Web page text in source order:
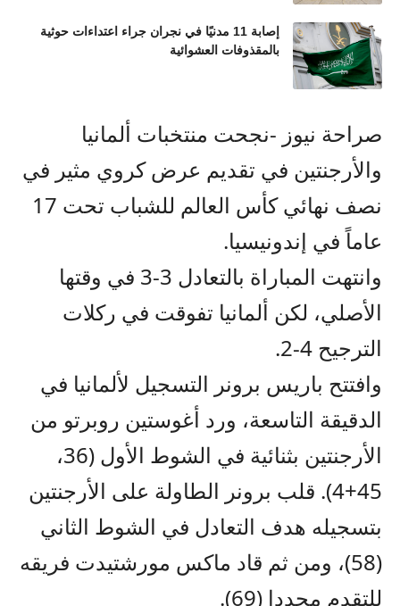
إصابة 11 مدنيًا في نجران جراء اعتداءات حوثية
بالمقذوفات العشوائية
صراحة نيوز -نجحت منتخبات ألمانيا
والأرجنتين في تقديم عرض كروي مثير في
نصف نهائي كأس العالم للشباب تحت 17
عاماً في إندونيسيا.
وانتهت المباراة بالتعادل 3-3 في وقتها
الأصلي، لكن ألمانيا تفوقت في ركلات
الترجيح 4-2.
وافتتح باريس برونر التسجيل لألمانيا في
الدقيقة التاسعة، ورد أغوستين روبرتو من
الأرجنتين بثنائية في الشوط الأول (36،
45+4). قلب برونر الطاولة على الأرجنتين
بتسجيله هدف التعادل في الشوط الثاني
(58)، ومن ثم قاد ماكس مورشتيدت فريقه
للتقدم مجددا (69).